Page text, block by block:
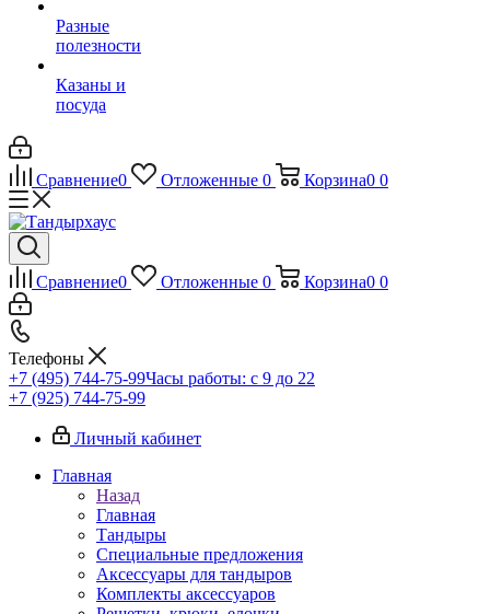
Разные
полезности
Казаны и
посуда
Сравнение0 Отложенные 0 Корзина0 0
Сравнение0 Отложенные 0 Корзина0 0
Телефоны
+7 (495) 744-75-99Часы работы: c 9 до 22
+7 (925) 744-75-99
Личный кабинет
Главная
Назад
Главная
Тандыры
Специальные предложения
Аксессуары для тандыров
Комплекты аксессуаров